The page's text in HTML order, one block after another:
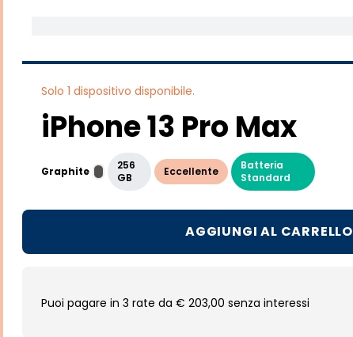
Solo 1 dispositivo disponibile.
iPhone 13 Pro Max
Graphite
256
GB
Eccellente
Batteria
Standard
AGGIUNGI AL CARRELLO
Puoi pagare in 3 rate da € 203,00 senza interessi